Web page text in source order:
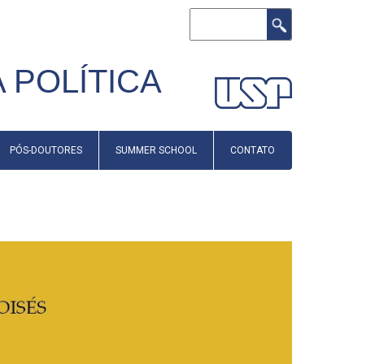
POLÍTICA
PÓS-DOUTORES SUMMER SCHOOL CONTATO